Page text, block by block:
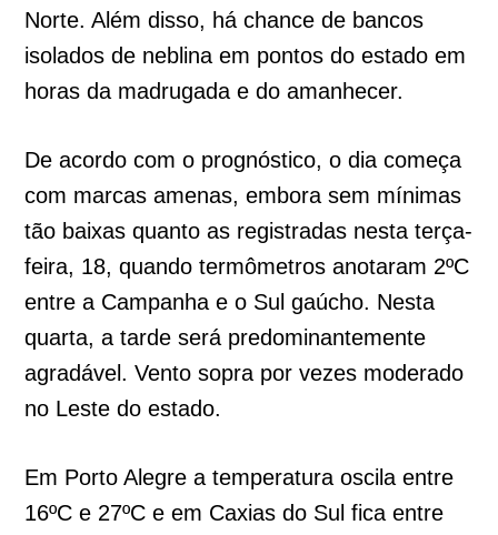
Norte. Além disso, há chance de bancos
isolados de neblina em pontos do estado em
horas da madrugada e do amanhecer.
De acordo com o prognóstico, o dia começa
com marcas amenas, embora sem mínimas
tão baixas quanto as registradas nesta terça-
feira, 18, quando termômetros anotaram 2ºC
entre a Campanha e o Sul gaúcho. Nesta
quarta, a tarde será predominantemente
agradável. Vento sopra por vezes moderado
no Leste do estado.
Em Porto Alegre a temperatura oscila entre
16ºC e 27ºC e em Caxias do Sul fica entre